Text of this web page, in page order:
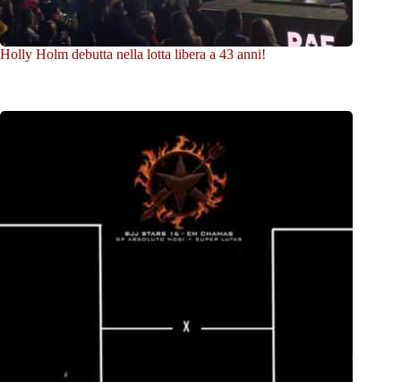
Holly Holm debutta nella lotta libera a 43 anni!